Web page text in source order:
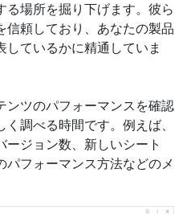
る場所を掘り下げます。彼ら
信頼しており、あなたの製品
しているかに精通していま
ンツのパフォーマンスを確認
調べる時間です。例えば、
ジョン数、新しいシート
フォーマンス方法などのメ